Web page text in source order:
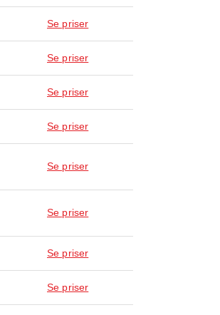
Se priser
Se priser
Se priser
Se priser
Se priser
Se priser
Se priser
Se priser